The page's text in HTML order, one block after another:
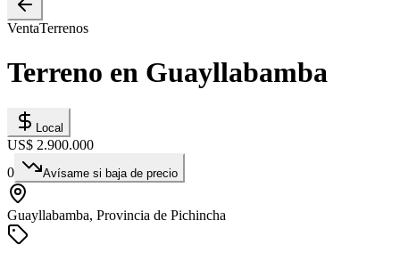
VentaTerrenos
Terreno en Guayllabamba
Local
US$ 2.900.000
0
Avísame si baja de precio
Guayllabamba, Provincia de Pichincha